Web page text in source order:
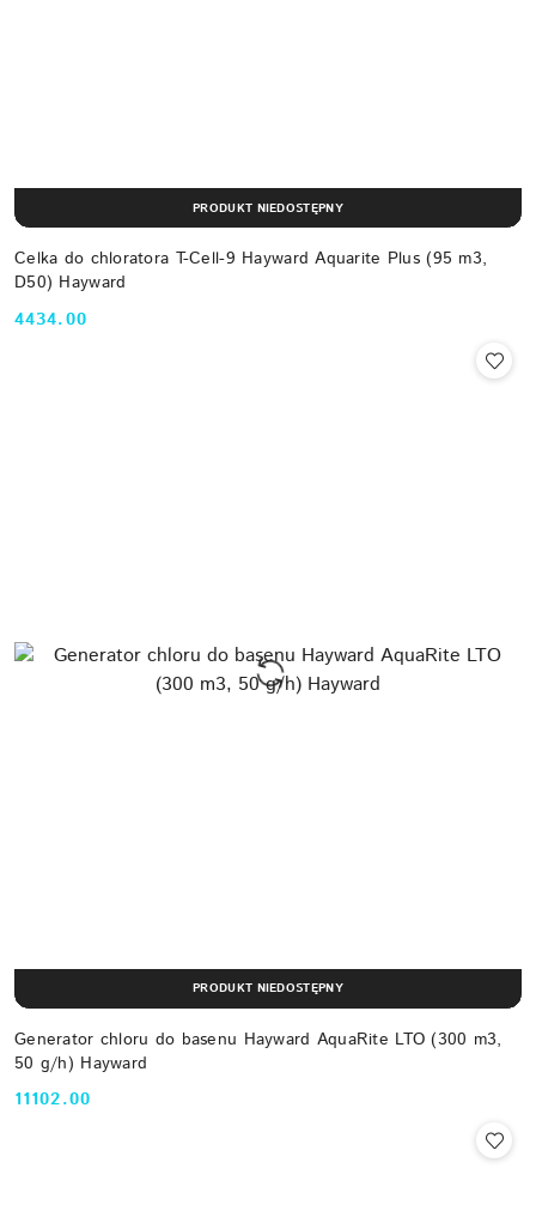
Celka do chloratora T-Cell-9 Hayward Aquarite Plus (95 m3,
D50) Hayward
Cena:
4434.00
PRODUKT NIEDOSTĘPNY
Generator chloru do basenu Hayward AquaRite LTO (300 m3,
50 g/h) Hayward
Cena:
11102.00
PRODUKT NIEDOSTĘPNY